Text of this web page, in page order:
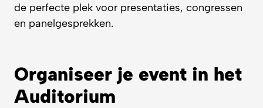
de perfecte plek voor presentaties, congressen
en panelgesprekken.
Organiseer je event in het
Auditorium